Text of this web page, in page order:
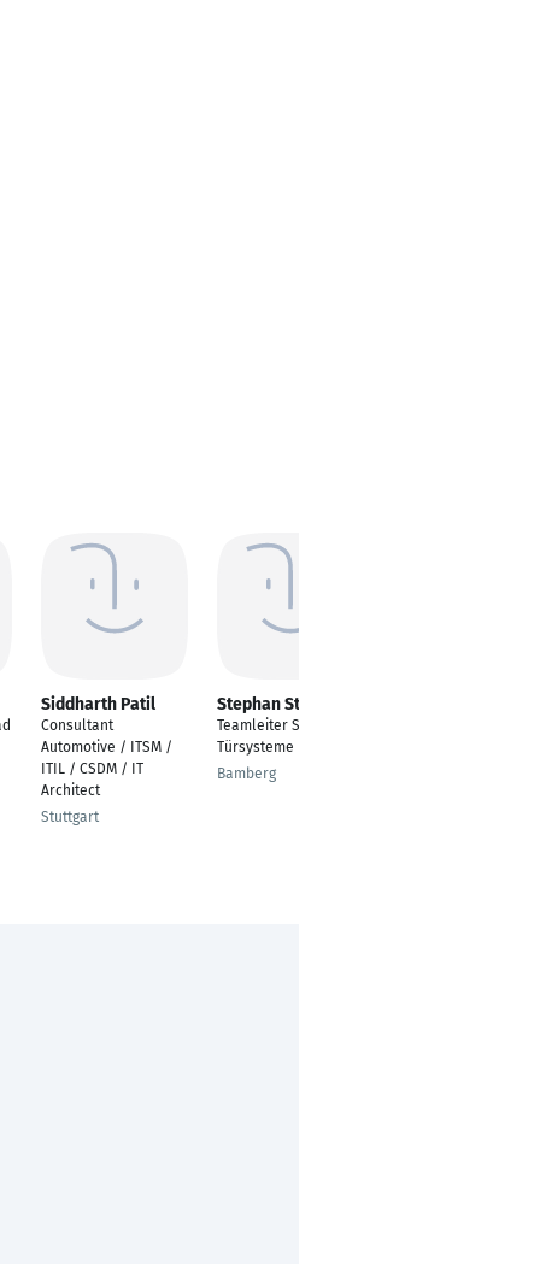
Siddharth Patil
Consultant
Automotive / ITSM /
ITIL / CSDM / IT
Architect
Stuttgart
Stephan Starost
Teamleiter Simulation
Türsysteme
Bamberg